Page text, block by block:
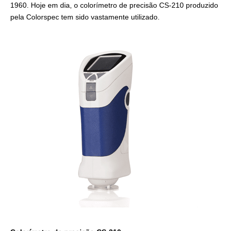
1960. Hoje em dia, o colorímetro de precisão CS-210 produzido
pela Colorspec tem sido vastamente utilizado.